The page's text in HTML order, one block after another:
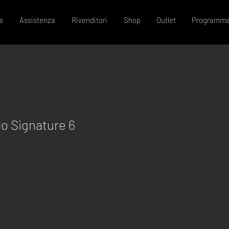
Assistenza Rivenditori Shop Outlet
Signature 6